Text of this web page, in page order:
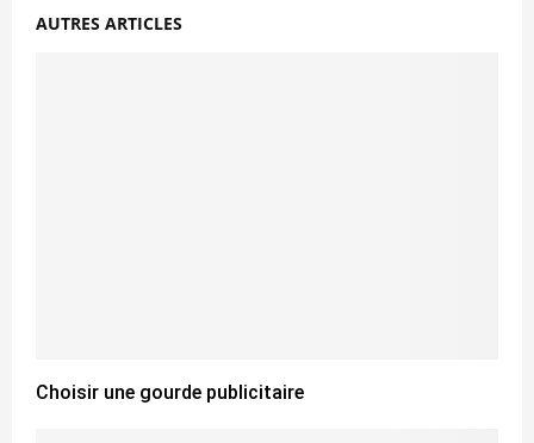
AUTRES ARTICLES
Choisir une gourde publicitaire